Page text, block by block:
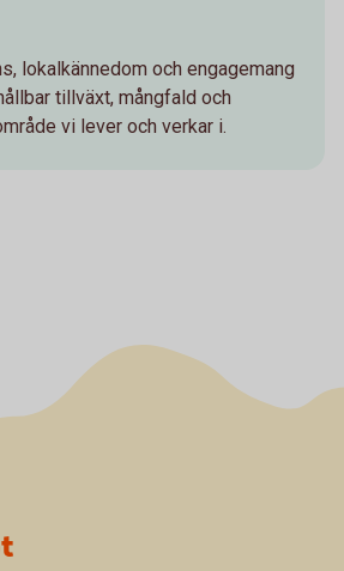
lokalkännedom och engagemang
tillväxt, mångfald och
vi lever och verkar i.